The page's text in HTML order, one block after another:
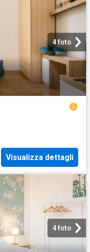
4 foto
Visualizza dettagli
4 foto